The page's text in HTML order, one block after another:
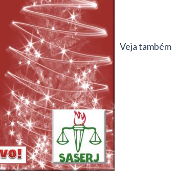
Veja também